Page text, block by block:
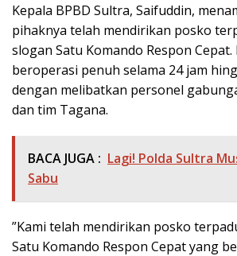
​Kepala BPBD Sultra, Saifuddin,
pihaknya telah mendirikan posko
slogan Satu Komando Respon
beroperasi penuh selama 24 jam
dengan melibatkan personel
dan tim Tagana.
BACA JUGA : Lagi! Polda Sultra
Sabu
​”Kami telah mendirikan posko
Satu Komando Respon Cepat yang